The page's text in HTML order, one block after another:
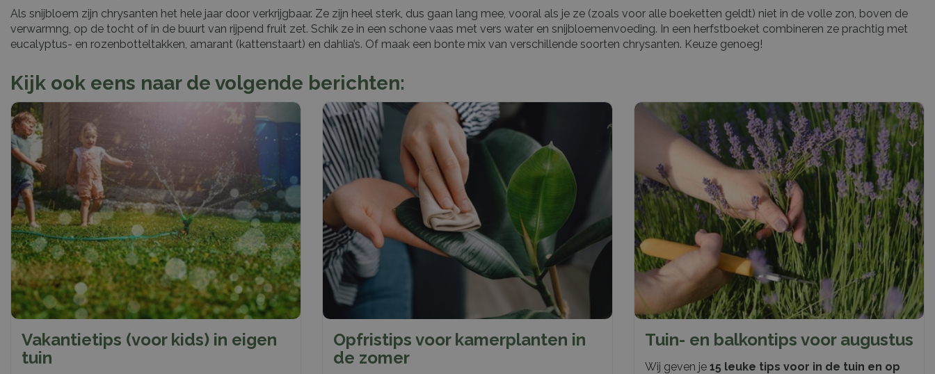
Als snijbloem zijn chrysanten het hele jaar door verkrijgbaar. Ze zijn heel sterk, dus gaan lang mee, vooral als je ze (zoals voor alle boeketten geldt) niet in de volle zon, boven de
verwarmng, op de tocht of in de buurt van rijpend fruit zet. Schik ze in een schone vaas met vers water en snijbloemenvoeding. In een herfstboeket combineren ze prachtig met
eucalyptus- en rozenbotteltakken, amarant (kattenstaart) en dahlia’s. Of maak een bonte mix van verschillende soorten chrysanten. Keuze genoeg!
Kijk ook eens naar de volgende berichten:
Vakantietips (voor kids) in eigen
tuin
Opfristips voor kamerplanten in
de zomer
Tuin- en balkontips voor augustus
Wij geven je 15 leuke tips voor in de tuin en op